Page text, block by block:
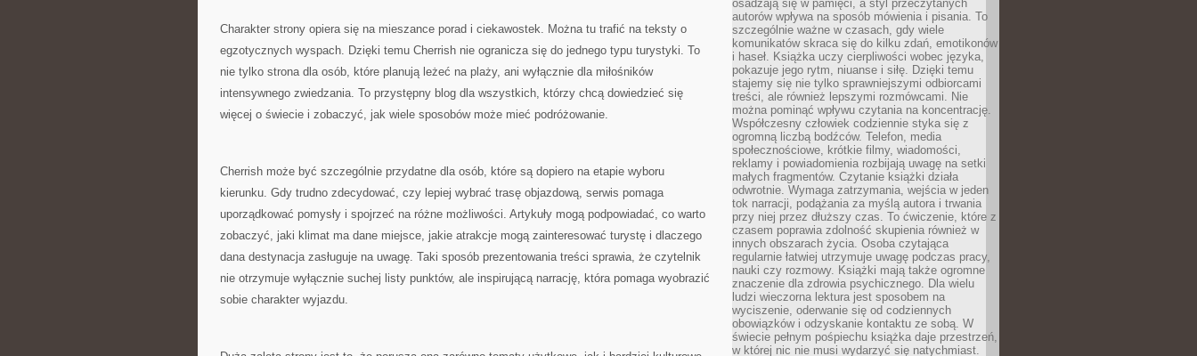
Charakter strony opiera się na mieszance porad i ciekawostek. Można tu trafić na teksty o
egzotycznych wyspach. Dzięki temu Cherrish nie ogranicza się do jednego typu turystyki. To
nie tylko strona dla osób, które planują leżeć na plaży, ani wyłącznie dla miłośników
intensywnego zwiedzania. To przystępny blog dla wszystkich, którzy chcą dowiedzieć się
więcej o świecie i zobaczyć, jak wiele sposobów może mieć podróżowanie.
Cherrish może być szczególnie przydatne dla osób, które są dopiero na etapie wyboru
kierunku. Gdy trudno zdecydować, czy lepiej wybrać trasę objazdową, serwis pomaga
uporządkować pomysły i spojrzeć na różne możliwości. Artykuły mogą podpowiadać, co warto
zobaczyć, jaki klimat ma dane miejsce, jakie atrakcje mogą zainteresować turystę i dlaczego
dana destynacja zasługuje na uwagę. Taki sposób prezentowania treści sprawia, że czytelnik
nie otrzymuje wyłącznie suchej listy punktów, ale inspirującą narrację, która pomaga wyobrazić
sobie charakter wyjazdu.
osadzają się w pamięci, a styl przeczytanych
autorów wpływa na sposób mówienia i pisania. To
szczególnie ważne w czasach, gdy wiele
komunikatów skraca się do kilku zdań, emotikonów
i haseł. Książka uczy cierpliwości wobec języka,
pokazuje jego rytm, niuanse i siłę. Dzięki temu
stajemy się nie tylko sprawniejszymi odbiorcami
treści, ale również lepszymi rozmówcami. Nie
można pominąć wpływu czytania na koncentrację.
Współczesny człowiek codziennie styka się z
ogromną liczbą bodźców. Telefon, media
społecznościowe, krótkie filmy, wiadomości,
reklamy i powiadomienia rozbijają uwagę na setki
małych fragmentów. Czytanie książki działa
odwrotnie. Wymaga zatrzymania, wejścia w jeden
tok narracji, podążania za myślą autora i trwania
przy niej przez dłuższy czas. To ćwiczenie, które z
czasem poprawia zdolność skupienia również w
innych obszarach życia. Osoba czytająca
regularnie łatwiej utrzymuje uwagę podczas pracy,
nauki czy rozmowy. Książki mają także ogromne
znaczenie dla zdrowia psychicznego. Dla wielu
ludzi wieczorna lektura jest sposobem na
wyciszenie, oderwanie się od codziennych
obowiązków i odzyskanie kontaktu ze sobą. W
świecie pełnym pośpiechu książka daje przestrzeń,
w której nic nie musi wydarzyć się natychmiast.